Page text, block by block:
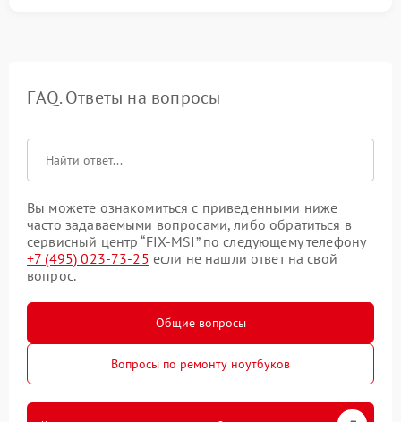
FAQ. Ответы на вопросы
Вы можете ознакомиться с приведенными ниже
часто задаваемыми вопросами, либо обратиться в
сервисный центр “FIX-MSI” по следующему телефону
+7 (495) 023-73-25 если не нашли ответ на свой
вопрос.
Общие вопросы
Вопросы по ремонту ноутбуков